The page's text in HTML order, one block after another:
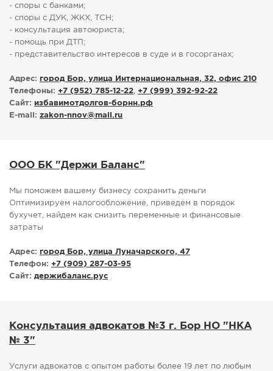
- споры с банками;
- споры с ДУК, ЖКХ, ТСН;
- консультация автоюриста;
- помощь при ДТП;
- представительство интересов в суде и в госорганах;
Адрес: город Бор, улица Интернациональная, 32, офис 210
Телефоны: +7 (952) 785-12-22, +7 (999) 392-92-22
Сайт: избавимотдолгов-борнн.рф
E-mail: zakon-nnov@mail.ru
ООО БК "Держи Баланс"
Мы поможем вашему бизнесу cохранить деньги
Оптимизируем налогообложение, приведем в порядок
бухучет, найдем как снизить переменные и финансовые
затраты
Адрес: город Бор, улица Луначарского, 47
Телефон: +7 (909) 287-03-95
Сайт: держибаланс.рус
Консультация адвокатов №3 г. Бор НО "НКА
№ 3"
Услуги адвокатов с опытом работы более 19 лет по любым